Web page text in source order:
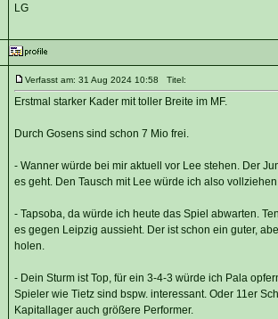
LG
Verfasst am: 31 Aug 2024 10:58 Titel:
Erstmal starker Kader mit toller Breite im MF.
Durch Gosens sind schon 7 Mio frei.
- Wanner würde bei mir aktuell vor Lee stehen. Der
es geht. Den Tausch mit Lee würde ich also
- Tapsoba, da würde ich heute das Spiel abwarten.
es gegen Leipzig aussieht. Der ist schon ein guter,
holen.
- Dein Sturm ist Top, für ein 3-4-3 würde ich Pala
Spieler wie Tietz sind bspw. interessant. Oder 11er
Kapitallager auch größere Performer.